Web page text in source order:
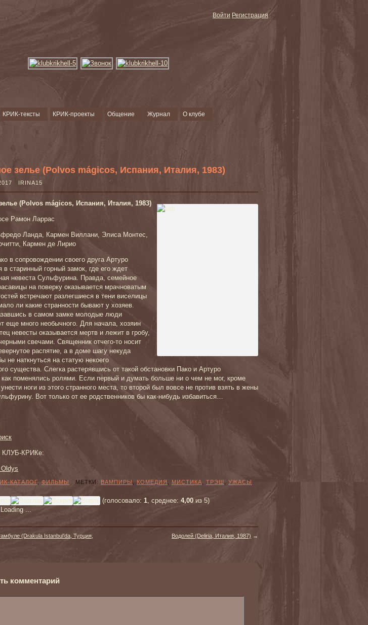
Войти Регистрация
КРИК-тексты КРИК-проекты Общение Журнал О клубе
зелье (Polvos mágicos, Испания, Италия, 1983)
IRINA15
(Polvos mágicos, Испания, Италия, 1983)
Рамон Ларрас
Ланда, Кармен Виллани, Элиса Монтес,
Кармен де Лирио
в сопровождении своего друга Артуро
в старинный горный замок, где его ждет
невеста Сульфурина. Правда, семейное
на поверку оказывается мрачноватым
встречают разлегшиеся в тени виселицы
ли какие странности бывают у хозяев.
в самом замке молодые люди
еще много необычного. Для начала, хозяин
невесты оказывается мертв и лежит в гробу,
свечами. Священник отчего-то носит
распятие, а в доме шагу некуда
не наткнуться на статую некоего
существа. Слегка растерявшись от такой обстановки Пако и Артуро
как поменялись ролями. Если первый и думать больше ни о чем не мог, кроме
ноги из этого странного места, то второй был вовсе не против взять в жены
Вот только от ее родственников бы как-нибудь избавиться…
КЛУБ-КРИКе:
КАТАЛОГ ФИЛЬМЫ МЕТКИ: ВАМПИРЫ КОМЕДИЯ МИСТИКА ТРЭШ УЖАСЫ
(голосовало: 1, среднее: 4,00 из 5)
Loading ...
(Drakula Istanbul’da, Турция,
Водолей (Deliria, Италия, 1987) →
комментарий